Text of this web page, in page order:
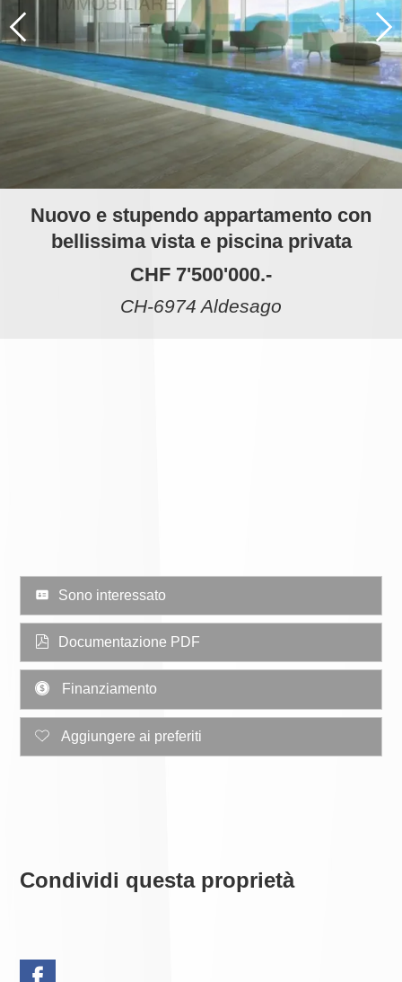
Nuovo e stupendo appartamento con
bellissima vista e piscina privata
CHF 7'500'000.-
CH-6974 Aldesago
Sono interessato
Documentazione PDF
Finanziamento
Aggiungere ai preferiti
Condividi questa proprietà